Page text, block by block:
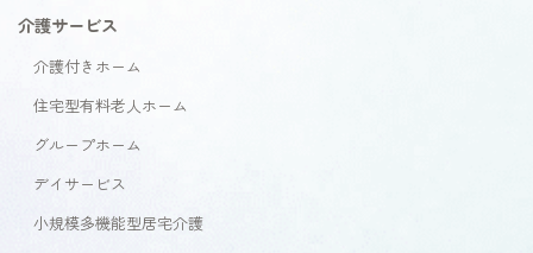
介護サービス
介護付きホーム
住宅型有料老人ホーム
グループホーム
デイサービス
小規模多機能型居宅介護